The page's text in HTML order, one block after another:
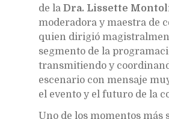
de la Dra. Lissette
moderadora y maestra de
quien dirigió
segmento de la
transmitiendo y
escenario con mensaje
el evento y el futuro de la
Uno de los momentos más